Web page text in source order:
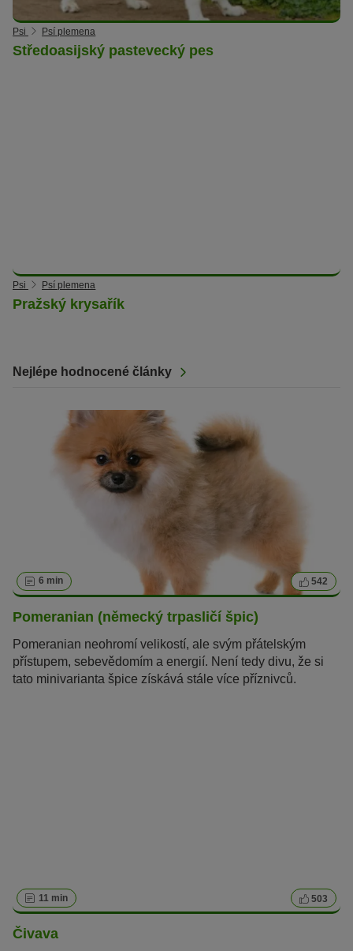
Psi Psí plemena
Středoasijský pastevecký pes
Psi Psí plemena
Pražský krysařík
Nejlépe hodnocené články
6 min 542
Pomeranian (německý trpasličí špic)
Pomeranian neohromí velikostí, ale svým přátelským
přístupem, sebevědomím a energií. Není tedy divu, že si
tato minivarianta špice získává stále více příznivců.
11 min 503
Čivava